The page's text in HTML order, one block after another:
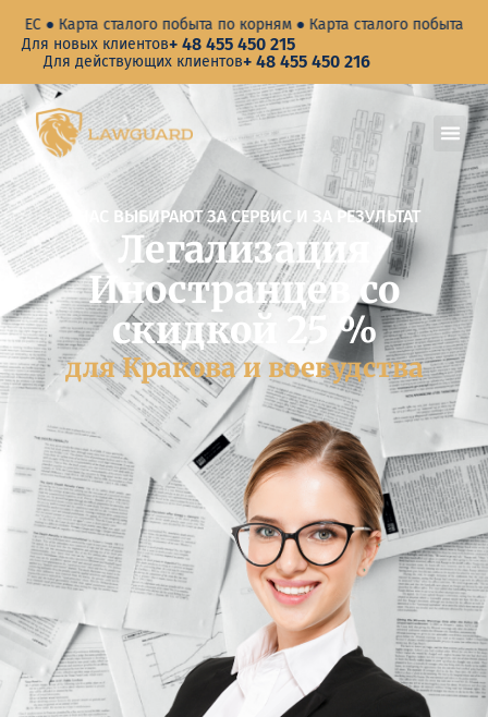
побыта по корням ● Карта сталого побыта по браку ●
Для новых клиентов+ 48 455 450 215
Для действующих клиентов+ 48 455 450 216
НАС ВЫБИРАЮТ ЗА СЕРВИС И ЗА РЕЗУЛЬТАТ
Легализация
Иностранцев со
скидкой 25 %
для Кракова и воевудства